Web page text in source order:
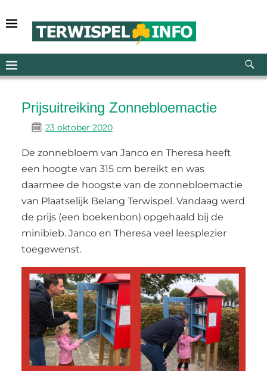
Prijsuitreiking Zonnebloemactie
23 oktober 2020
De zonnebloem van Janco en Theresa heeft
een hoogte van 315 cm bereikt en was
daarmee de hoogste van de zonnebloemactie
van Plaatselijk Belang Terwispel. Vandaag werd
de prijs (een boekenbon) opgehaald bij de
minibieb. Janco en Theresa veel leesplezier
toegewenst.